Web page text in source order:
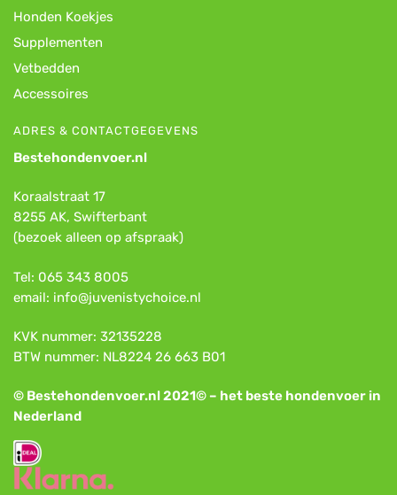
Honden Koekjes
Supplementen
Vetbedden
Accessoires
ADRES & CONTACTGEGEVENS
Bestehondenvoer.nl
Koraalstraat 17
8255 AK, Swifterbant
(bezoek alleen op afspraak)
Tel: 065 343 8005
email: info@juvenistychoice.nl
KVK nummer: 32135228
BTW nummer: NL8224 26 663 B01
© Bestehondenvoer.nl 2021© – het beste hondenvoer in
Nederland